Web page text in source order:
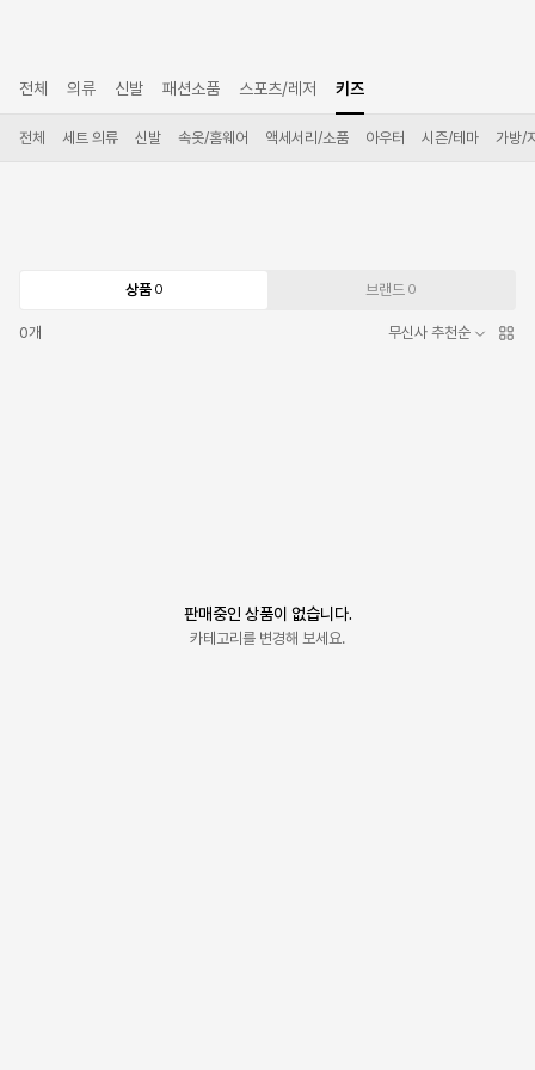
전체 의류 신발 패션소품 스포츠/레저 키즈
전체 세트 의류 신발 속옷/홈웨어 액세서리/소품 아우터 시즌/테마 가방/
상품 0 브랜드 0
0개 무신사 추천순
판매중인 상품이 없습니다.
카테고리를 변경해 보세요.